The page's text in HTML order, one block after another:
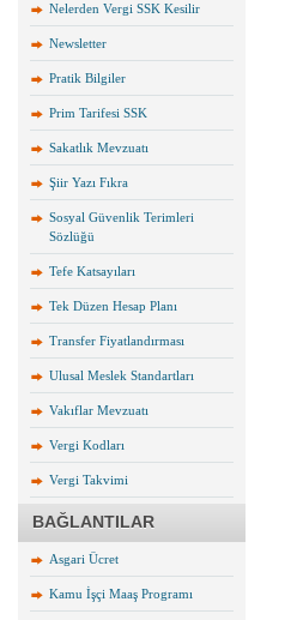
Nelerden Vergi SSK Kesilir
Newsletter
Pratik Bilgiler
Prim Tarifesi SSK
Sakatlık Mevzuatı
Şiir Yazı Fıkra
Sosyal Güvenlik Terimleri
Sözlüğü
Tefe Katsayıları
Tek Düzen Hesap Planı
Transfer Fiyatlandırması
Ulusal Meslek Standartları
Vakıflar Mevzuatı
Vergi Kodları
Vergi Takvimi
BAĞLANTILAR
Asgari Ücret
Kamu İşçi Maaş Programı